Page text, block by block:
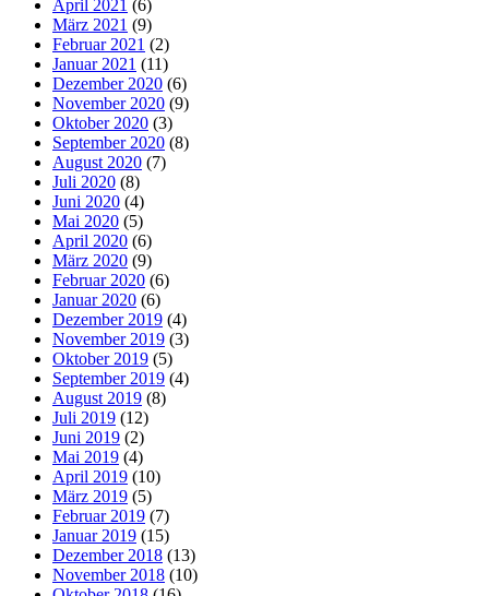
April 2021 (6)
März 2021 (9)
Februar 2021 (2)
Januar 2021 (11)
Dezember 2020 (6)
November 2020 (9)
Oktober 2020 (3)
September 2020 (8)
August 2020 (7)
Juli 2020 (8)
Juni 2020 (4)
Mai 2020 (5)
April 2020 (6)
März 2020 (9)
Februar 2020 (6)
Januar 2020 (6)
Dezember 2019 (4)
November 2019 (3)
Oktober 2019 (5)
September 2019 (4)
August 2019 (8)
Juli 2019 (12)
Juni 2019 (2)
Mai 2019 (4)
April 2019 (10)
März 2019 (5)
Februar 2019 (7)
Januar 2019 (15)
Dezember 2018 (13)
November 2018 (10)